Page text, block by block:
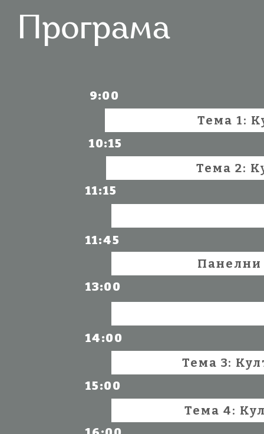
Програма
9:00
Тема 1:
10:15
Тема 2:
11:15
Панелни
11:45
13:00
14:00
Тема 3:
15:00
Тема 4: